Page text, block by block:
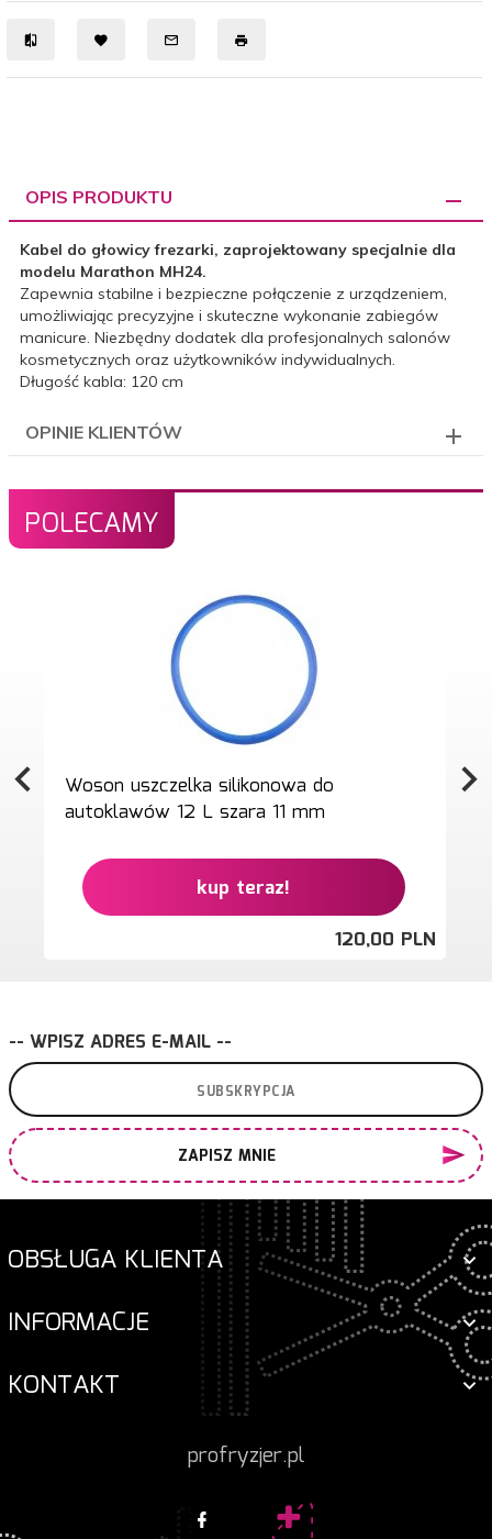
OPIS PRODUKTU
Kabel do głowicy frezarki, zaprojektowany specjalnie dla
modelu Marathon MH24.
Zapewnia stabilne i bezpieczne połączenie z urządzeniem,
umożliwiając precyzyjne i skuteczne wykonanie zabiegów
manicure. Niezbędny dodatek dla profesjonalnych salonów
kosmetycznych oraz użytkowników indywidualnych.
Długość kabla: 120 cm
OPINIE KLIENTÓW
POLECAMY
Woson uszczelka silikonowa do
autoklawów 12 L szara 11 mm
kup teraz!
120,00 PLN
-- WPISZ ADRES E-MAIL --
ZAPISZ MNIE
OBSŁUGA KLIENTA
INFORMACJE
KONTAKT
profryzjer.pl